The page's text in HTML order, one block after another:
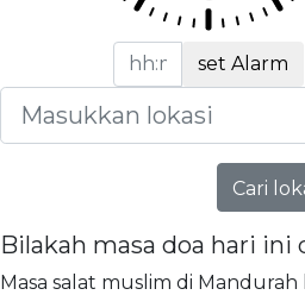
set Alarm
Cari
Bilakah masa doa hari ini
Masa salat muslim di Mandurah